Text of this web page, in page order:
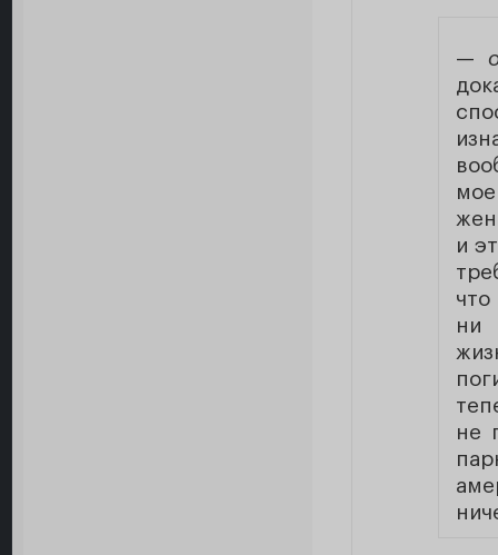
—
и
что
ни
не